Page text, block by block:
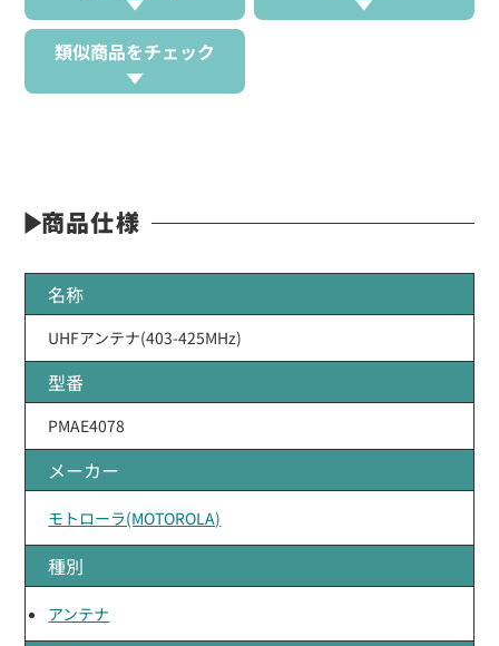
類似商品をチェック
商品仕様
名称
UHFアンテナ(403-425MHz)
型番
PMAE4078
メーカー
モトローラ(MOTOROLA)
種別
アンテナ